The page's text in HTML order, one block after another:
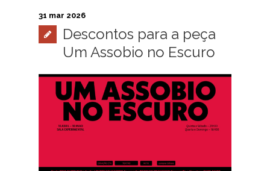
31 mar 2026
Descontos para a peça
Um Assobio no Escuro